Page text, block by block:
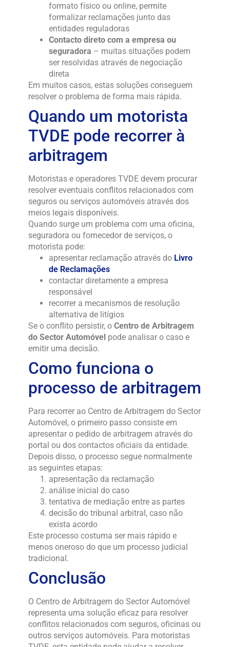
formato físico ou online, permite
formalizar reclamações junto das
entidades reguladoras
Contacto direto com a empresa ou
seguradora – muitas situações podem
ser resolvidas através de negociação
direta
Em muitos casos, estas soluções conseguem
resolver o problema de forma mais rápida.
Quando um motorista
TVDE pode recorrer à
arbitragem
Motoristas e operadores TVDE devem procurar
resolver eventuais conflitos relacionados com
seguros ou serviços automóveis através dos
meios legais disponíveis.
Quando surge um problema com uma oficina,
seguradora ou fornecedor de serviços, o
motorista pode:
apresentar reclamação através do Livro
de Reclamações
contactar diretamente a empresa
responsável
recorrer a mecanismos de resolução
alternativa de litígios
Se o conflito persistir, o Centro de Arbitragem
do Sector Automóvelpode analisar o caso e
emitir uma decisão.
Como funciona o
processo de arbitragem
Para recorrer ao Centro de Arbitragem do Sector
Automóvel, o primeiro passo consiste em
apresentar o pedido de arbitragem através do
portal ou dos contactos oficiais da entidade.
Depois disso, o processo segue normalmente
as seguintes etapas:
apresentação da reclamação
análise inicial do caso
tentativa de mediação entre as partes
decisão do tribunal arbitral, caso não
exista acordo
Este processo costuma ser mais rápido e
menos oneroso do que um processo judicial
tradicional.
Conclusão
O Centro de Arbitragem do Sector Automóvel
representa uma solução eficaz para resolver
conflitos relacionados com seguros, oficinas ou
outros serviços automóveis. Para motoristas